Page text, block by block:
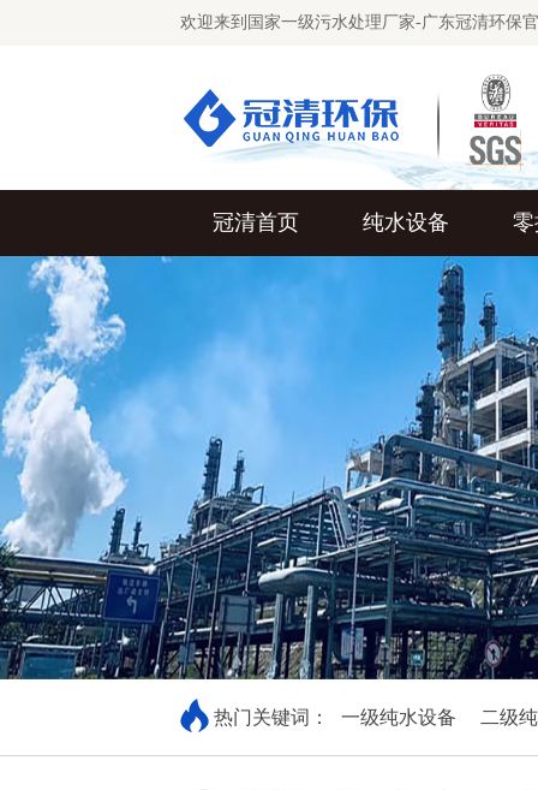
欢迎来到国家一级污水处理厂家-广东冠清环保
冠清首页 纯水设备
热门关键词： 一级纯水设备 二级